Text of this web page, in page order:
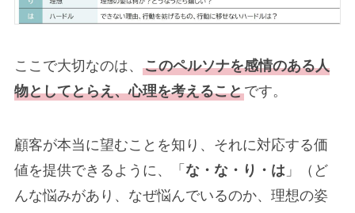
ここで大切なのは、 このペルソナを感情のある人
物としてとらえ、心理を考えることです。
顧客が本当に望むことを知り、それに対応する価
値を提供できるように、「 な・な・り・は」（ど
んな悩みがあり、なぜ悩んでいるのか、理想の姿